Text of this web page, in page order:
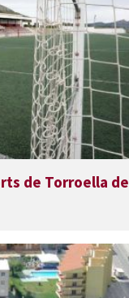
de Torroella de